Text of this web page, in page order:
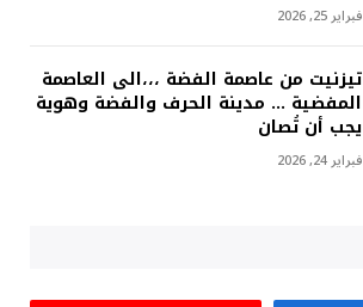
فبراير 25, 2026
تيزنيت من عاصمة الفضة ،،،الى العاصمة
المفضية … مدينة الحرف والفضة وهوية
يجب أن تُصان
فبراير 24, 2026